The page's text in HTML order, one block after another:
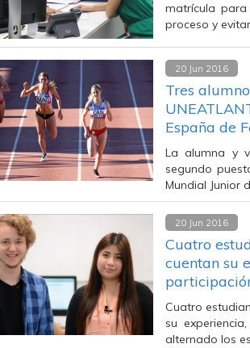
matrícula
proceso y
20 Jun 2016
Tres
España de
La alumna y
segundo
Mundial Junior
20 Jun 2016
Cuatro
cuentan su
Cuatro
su
alternado los